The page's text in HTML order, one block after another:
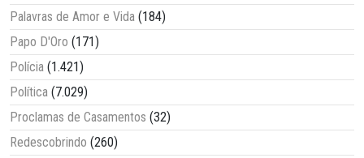
Palavras de Amor e Vida (184)
Papo D'Oro (171)
Polícia (1.421)
Política (7.029)
Proclamas de Casamentos (32)
Redescobrindo (260)